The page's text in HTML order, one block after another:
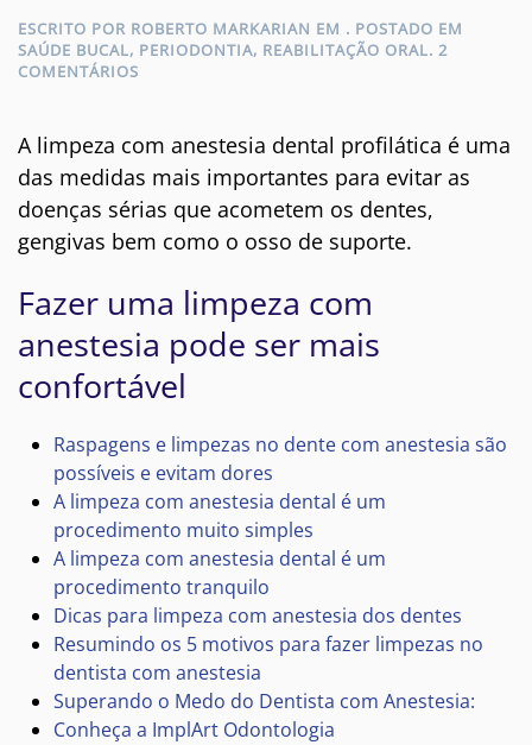
ESCRITO POR ROBERTO MARKARIAN EM . POSTADO EM
SAÚDE BUCAL, PERIODONTIA, REABILITAÇÃO ORAL. 2
COMENTÁRIOS
ANESTESIA
EVITA
A
SENSIBILIDADE
E
É
A limpeza com anestesia dental profilática é uma
das medidas mais importantes para evitar as
doenças sérias que acometem os dentes,
gengivas bem como o osso de suporte.
Fazer uma limpeza com
anestesia pode ser mais
confortável
Raspagens e limpezas no dente com anestesia são
possíveis e evitam dores
A limpeza com anestesia dental é um
procedimento muito simples
A limpeza com anestesia dental é um
procedimento tranquilo
Dicas para limpeza com anestesia dos dentes
Resumindo os 5 motivos para fazer limpezas no
dentista com anestesia
Superando o Medo do Dentista com Anestesia:
Conheça a ImplArt Odontologia